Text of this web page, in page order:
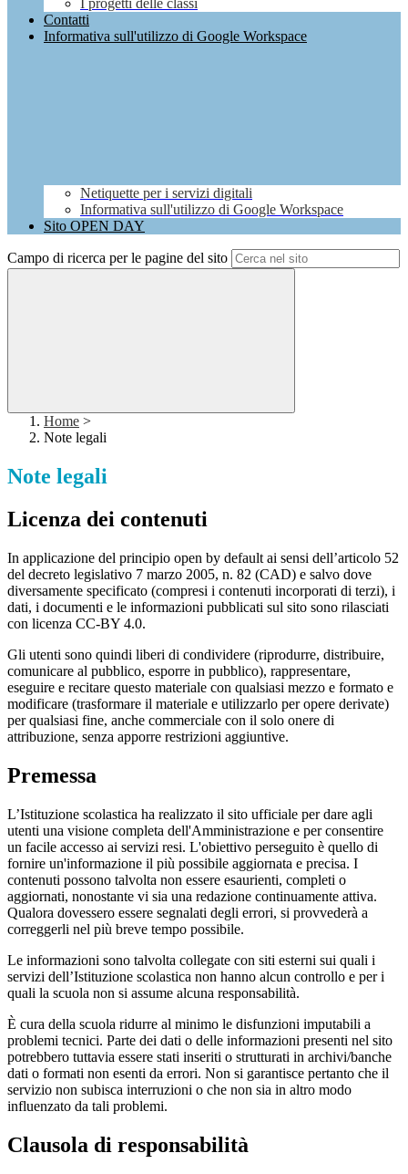
I progetti delle classi
Contatti
Informativa sull'utilizzo di Google Workspace
Netiquette per i servizi digitali
Informativa sull'utilizzo di Google Workspace
Sito OPEN DAY
Campo di ricerca per le pagine del sito
Home >
Note legali
Note legali
Licenza dei contenuti
In applicazione del principio open by default ai sensi dell’articolo 52
del decreto legislativo 7 marzo 2005, n. 82 (CAD) e salvo dove
diversamente specificato (compresi i contenuti incorporati di terzi), i
dati, i documenti e le informazioni pubblicati sul sito sono rilasciati
con licenza CC-BY 4.0.
Gli utenti sono quindi liberi di condividere (riprodurre, distribuire,
comunicare al pubblico, esporre in pubblico), rappresentare,
eseguire e recitare questo materiale con qualsiasi mezzo e formato e
modificare (trasformare il materiale e utilizzarlo per opere derivate)
per qualsiasi fine, anche commerciale con il solo onere di
attribuzione, senza apporre restrizioni aggiuntive.
Premessa
L’Istituzione scolastica ha realizzato il sito ufficiale per dare agli
utenti una visione completa dell'Amministrazione e per consentire
un facile accesso ai servizi resi. L'obiettivo perseguito è quello di
fornire un'informazione il più possibile aggiornata e precisa. I
contenuti possono talvolta non essere esaurienti, completi o
aggiornati, nonostante vi sia una redazione continuamente attiva.
Qualora dovessero essere segnalati degli errori, si provvederà a
correggerli nel più breve tempo possibile.
Le informazioni sono talvolta collegate con siti esterni sui quali i
servizi dell’Istituzione scolastica non hanno alcun controllo e per i
quali la scuola non si assume alcuna responsabilità.
È cura della scuola ridurre al minimo le disfunzioni imputabili a
problemi tecnici. Parte dei dati o delle informazioni presenti nel sito
potrebbero tuttavia essere stati inseriti o strutturati in archivi/banche
dati o formati non esenti da errori. Non si garantisce pertanto che il
servizio non subisca interruzioni o che non sia in altro modo
influenzato da tali problemi.
Clausola di responsabilità